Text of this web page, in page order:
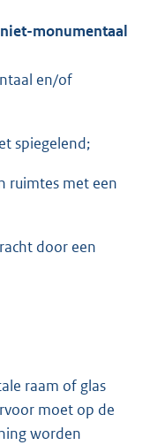
monumentaal
en/of
spiegelend;
ruimtes met een
door een
raam of glas
moet op de
worden